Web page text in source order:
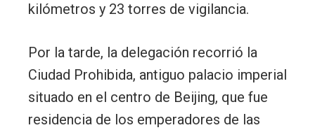
kilómetros y 23 torres de vigilancia.
Por la tarde, la delegación recorrió la
Ciudad Prohibida, antiguo palacio imperial
situado en el centro de Beijing, que fue
residencia de los emperadores de las